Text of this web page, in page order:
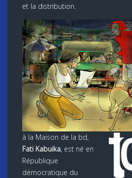
et la distribution.
à la Maison de la bd,
Fati Kabuika, est né en
République
démocratique du